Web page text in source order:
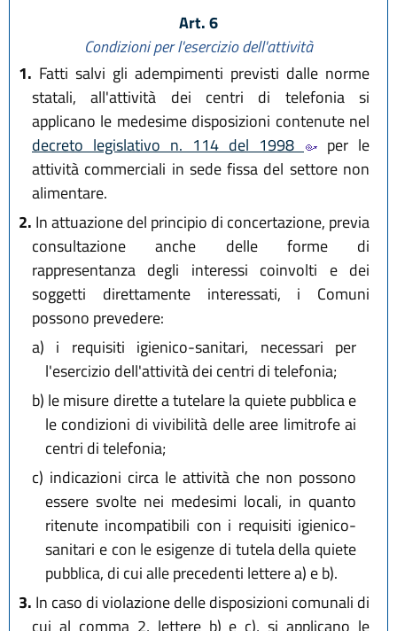
Art. 6
Condizioni per l'esercizio dell'attività
1. Fatti salvi gli adempimenti previsti dalle norme
statali, all'attività dei centri di telefonia si
applicano le medesime disposizioni contenute nel
decreto legislativo n. 114 del 1998
per le
attività commerciali in sede fissa del settore non
alimentare.
2. In attuazione del principio di concertazione, previa
consultazione anche delle forme di
rappresentanza degli interessi coinvolti e dei
soggetti direttamente interessati, i Comuni
possono prevedere:
a) i requisiti igienico-sanitari, necessari per
l'esercizio dell'attività dei centri di telefonia;
b) le misure dirette a tutelare la quiete pubblica e
le condizioni di vivibilità delle aree limitrofe ai
centri di telefonia;
c) indicazioni circa le attività che non possono
essere svolte nei medesimi locali, in quanto
ritenute incompatibili con i requisiti igienico-
sanitari e con le esigenze di tutela della quiete
pubblica, di cui alle precedenti lettere a) e b).
3. In caso di violazione delle disposizioni comunali di
cui al comma 2, lettere b) e c), si applicano le